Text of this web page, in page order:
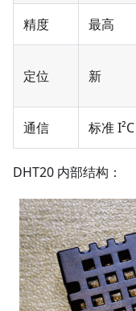
精度 最高
定位 新
通信 标准 I²C
DHT20 内部结构：